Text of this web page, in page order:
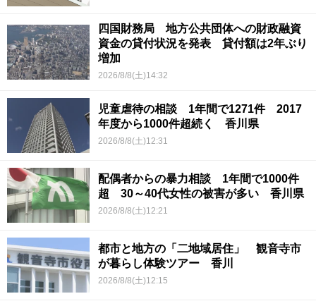
四国財務局 地方公共団体への財政融資
資金の貸付状況を発表 貸付額は2年ぶり
増加
2026/8/8(土)14:32
児童虐待の相談 1年間で1271件 2017
年度から1000件超続く 香川県
2026/8/8(土)12:31
配偶者からの暴力相談 1年間で1000件
超 30～40代女性の被害が多い 香川県
2026/8/8(土)12:21
都市と地方の「二地域居住」 観音寺市
が暮らし体験ツアー 香川
2026/8/8(土)12:15